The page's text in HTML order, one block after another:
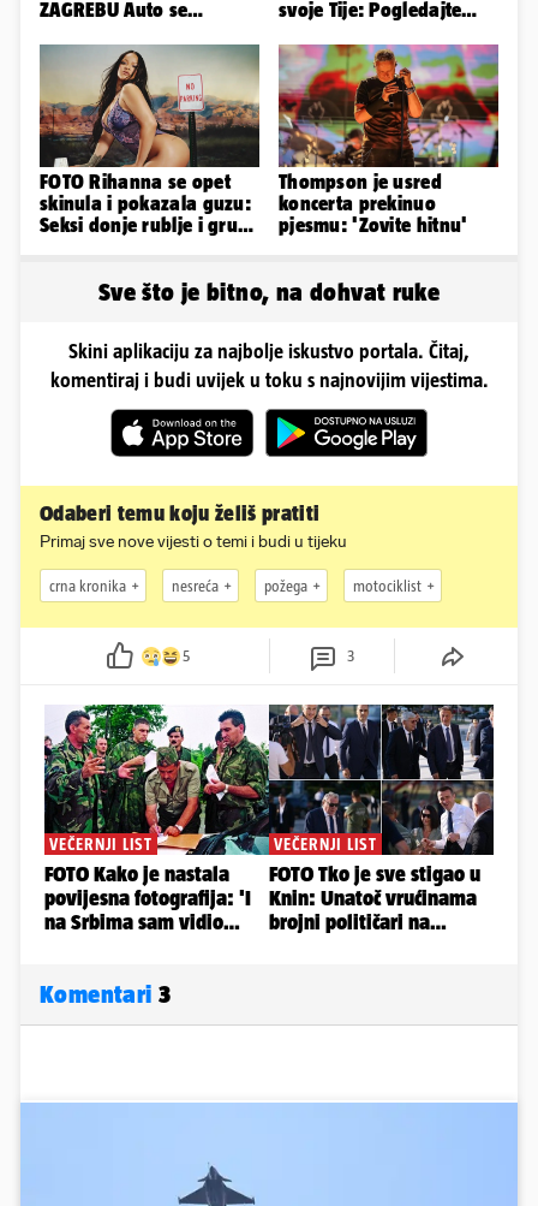
ZAGREBU Auto se
poginuo
svoje Tije: Pogledajte
vjenčanje...
FOTO Rihanna se opet
skinula i pokazala guzu:
Seksi donje rublje i grudi
Thompson je usred
koncerta prekinuo
pjesmu: 'Zovite hitnu'
Sve što je bitno, na dohvat ruke
Skini aplikaciju za najbolje iskustvo portala. Čitaj,
komentiraj i budi uvijek u toku s najnovijim vijestima.
Odaberi temu koju želiš pratiti
Primaj sve nove vijesti o temi i budi u tijeku
crna kronika nesreća požega motociklist
5 3
Komentari 3